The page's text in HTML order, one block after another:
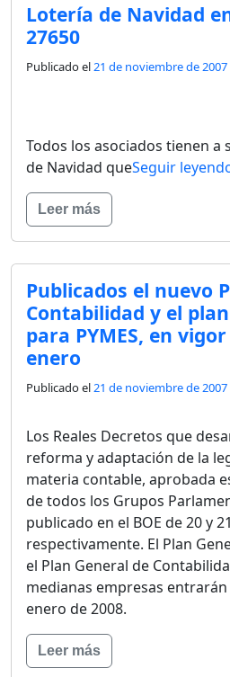
Lotería de Navidad
27650
Publicado el21 de noviembre de 2007
Todos los asociados tienen a
de Navidad queSeguir
Leer más
Publicados el nuevo
Contabilidad y el
para PYMES, en
enero
Publicado el21 de noviembre de 2007
Los Reales Decretos que
reforma y adaptación de la
materia contable, aprobada
de todos los Grupos
publicado en el BOE de 20 y
respectivamente. El Plan
el Plan General de
medianas empresas
enero de 2008.
Leer más